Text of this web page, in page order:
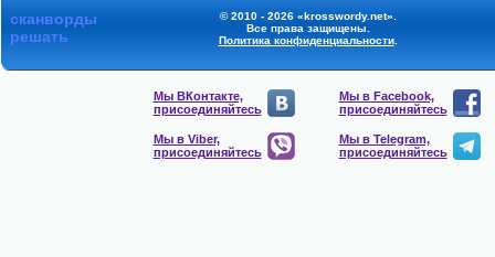
сканворды
решать
© 2010 - 2026 «krosswordy.net».
Все права защищены.
Политика конфиденциальности.
Мы ВКонтакте,
присоединяйтесь
Мы в Facebook,
присоединяйтесь
Мы в Viber,
присоединяйтесь
Мы в Telegram,
присоединяйтесь